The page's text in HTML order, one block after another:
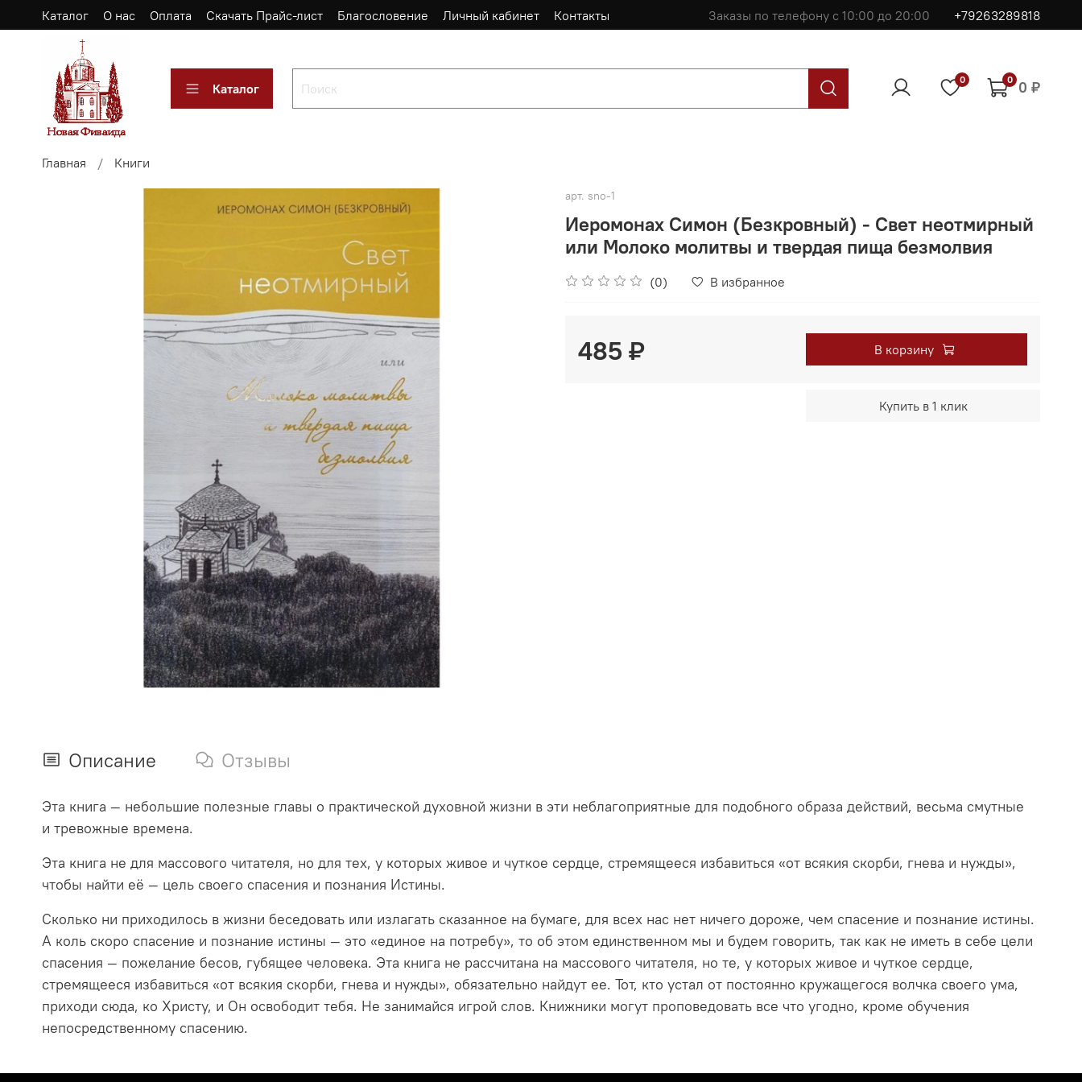
Каталог О нас Оплата Скачать Прайс-лист Благословение Личный кабинет Контакты Заказы по телефону с 10:00 до 20:00 +79263289818
Каталог
0 0 0 ₽
Главная Книги
арт. sno-1
Иеромонах Симон (Безкровный) - Свет неотмирный
или Молоко молитвы и твердая пища безмолвия
(0) В избранное
485 ₽ В корзину
Купить в 1 клик
Описание Отзывы
Эта книга — небольшие полезные главы о практической духовной жизни в эти неблагоприятные для подобного образа действий, весьма смутные
и тревожные времена.
Эта книга не для массового читателя, но для тех, у которых живое и чуткое сердце, стремящееся избавиться «от всякия скорби, гнева и нужды»,
чтобы найти её — цель своего спасения и познания Истины.
Сколько ни приходилось в жизни беседовать или излагать сказанное на бумаге, для всех нас нет ничего дороже, чем спасение и познание истины.
А коль скоро спасение и познание истины — это «единое на потребу», то об этом единственном мы и будем говорить, так как не иметь в себе цели
спасения — пожелание бесов, губящее человека. Эта книга не рассчитана на массового читателя, но те, у которых живое и чуткое сердце,
стремящееся избавиться «от всякия скорби, гнева и нужды», обязательно найдут ее. Тот, кто устал от постоянно кружащегося волчка своего ума,
приходи сюда, ко Христу, и Он освободит тебя. Не занимайся игрой слов. Книжники могут проповедовать все что угодно, кроме обучения
непосредственному спасению.